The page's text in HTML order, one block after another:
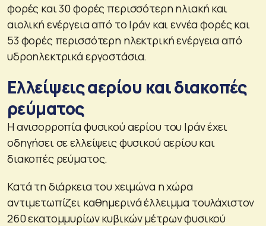
φορές και 30 φορές περισσότερη ηλιακή και
αιολική ενέργεια από το Ιράν και εννέα φορές και
53 φορές περισσότερη ηλεκτρική ενέργεια από
υδροηλεκτρικά εργοστάσια.
Ελλείψεις αερίου και διακοπές
ρεύματος
Η ανισορροπία φυσικού αερίου του Ιράν έχει
οδηγήσει σε ελλείψεις φυσικού αερίου και
διακοπές ρεύματος.
Κατά τη διάρκεια του χειμώνα η χώρα
αντιμετωπίζει καθημερινά έλλειμμα τουλάχιστον
260 εκατομμυρίων κυβικών μέτρων φυσικού